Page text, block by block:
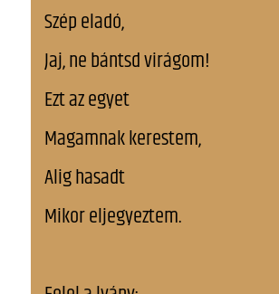
Szép eladó,
Jaj, ne bántsd virágom!
Ezt az egyet
Magamnak kerestem,
Alig hasadt
Mikor eljegyeztem.